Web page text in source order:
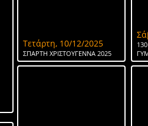
Τετάρτη, 10/12/2025
ΣΠΑΡΤΗ ΧΡΙΣΤΟΥΓΕΝΝΑ 2025